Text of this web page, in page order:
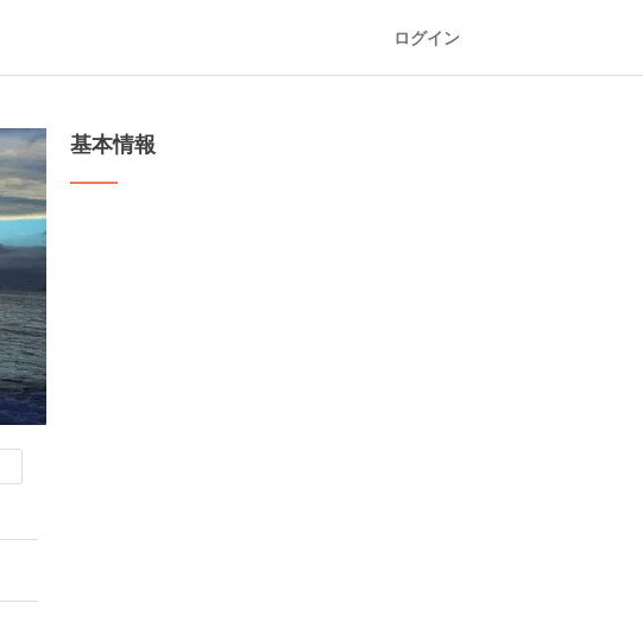
ログイン
基本情報